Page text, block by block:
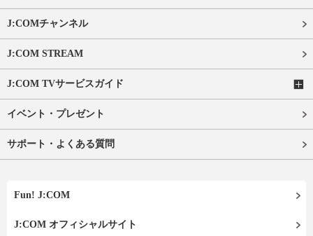
J:COMチャンネル
J:COM STREAM
J:COM TVサービスガイド
イベント・プレゼント
サポート・よくある質問
Fun! J:COM
J:COM オフィシャルサイト